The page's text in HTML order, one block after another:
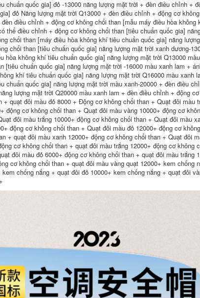
280,000
Mũ bảo hộ quạt
điều hoà năng
lượng mặt trời tích
hợp bluetooth, Mũ
bảo hộ công trường
làm mát bằng quạt
điều hoà
680,000
Mũ cứng công
trường có sạc năng
lượng mặt trời quạt
kép điều hòa không
khí mũ bảo hiểm
chống nắng mùa hè
làm mát nam có đèn
mu bao ho lao dong
640,000
Mũ bảo hộ cứng đạt
tiêu chuẩn kỹ thuật
kép có thể sạc lại
mũ bảo hiểm công
chức năng có mũ
che nắng chống
mưa Bluetooth làm
mát nón bảo hộ
màu trắng
chuẩn quốc gia] đỏ -13000 năng lượng mặt trời + đèn điều chỉnh +
đỏ Năng lượng mặt trời Q13000 + đèn điều chỉnh + động cơ
điều chỉnh + động cơ không chổi than [mẫu máy điều hòa không
thể điều chỉnh + động cơ không chổi than [tiêu chuẩn quốc gia]
chổi than [máy điều hòa không khí tiêu chuẩn quốc gia] năng
chổi than [tiêu chuẩn quốc gia] năng lượng mặt trời xanh dương-
hòa không khí tiêu chuẩn quốc gia] năng lượng mặt trời Q13000
[tiêu chuẩn quốc gia] năng lượng mặt trời -16000 màu xanh lam +
khí tiêu chuẩn quốc gia] năng lượng mặt trời Q16000 màu xanh
chuẩn quốc gia] năng lượng mặt trời màu xanh-20000 + đèn điều
lượng mặt trời Q20000 màu xanh lam + đèn điều chỉnh + động
+ quạt đôi màu đỏ 8000 + Động cơ không chổi than + Quạt đôi màu
động cơ không chổi than + Quạt đôi màu vàng 10000+ động cơ
đôi màu trắng 10000+ động cơ không chổi than + Quạt đôi màu
động cơ không chổi than + Quạt đôi màu đỏ 12000+ động cơ
+ quạt đôi màu xanh 12000+ động cơ không chổi than + Quạt đôi
cơ không chổi than + quạt đôi màu trắng 12000+ động cơ không
đôi màu đỏ 6000+ động cơ không chổi than + quạt đôi màu trắng
cơ không chổi than + quạt đôi màu vàng quạt 12000+ kem chống
chống nắng + quạt đôi đỏ 10000+ kem chống nắng + quạt đôi